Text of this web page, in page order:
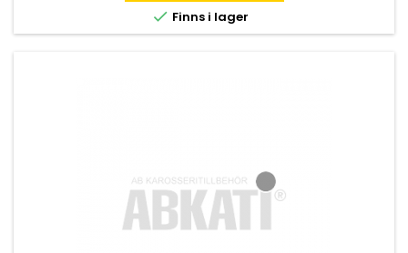
 Finns i lager